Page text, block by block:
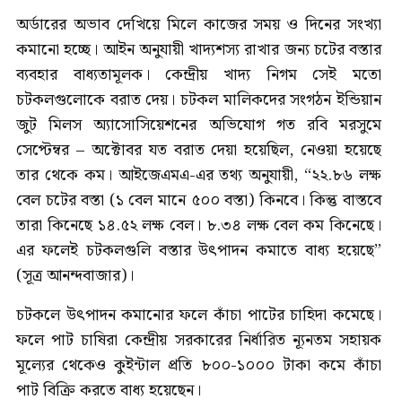
অর্ডারের অভাব দেখিয়ে মিলে কাজের সময় ও দিনের সংখ্যা
কমানো হচ্ছে। আইন অনুযায়ী খাদ্যশস্য রাখার জন্য চটের বস্তার
ব্যবহার বাধ্যতামূলক। কেন্দ্রীয় খাদ্য নিগম সেই মতো
চটকলগুলোকে বরাত দেয়। চটকল মালিকদের সংগঠন ইন্ডিয়ান
জুট মিলস অ্যাসোসিয়েশনের অভিযোগ গত রবি মরসুমে
সেপ্টেম্বর – অক্টোবর যত বরাত দেয়া হয়েছিল, নেওয়া হয়েছে
তার থেকে কম। আইজেএমএ-এর তথ্য অনুযায়ী, “২২.৮৬ লক্ষ
বেল চটের বস্তা (১ বেল মানে ৫০০ বস্তা) কিনবে। কিন্তু বাস্তবে
তারা কিনেছে ১৪.৫২ লক্ষ বেল। ৮.৩৪ লক্ষ বেল কম কিনেছে।
এর ফলেই চটকলগুলি বস্তার উৎপাদন কমাতে বাধ্য হয়েছে”
(সূত্র আনন্দবাজার)।
চটকলে উৎপাদন কমানোর ফলে কাঁচা পাটের চাহিদা কমেছে।
ফলে পাট চাষিরা কেন্দ্রীয় সরকারের নির্ধারিত ন্যূনতম সহায়ক
মূল্যের থেকেও কুইন্টাল প্রতি ৮০০-১০০০ টাকা কমে কাঁচা
পাট বিক্রি করতে বাধ্য হয়েছেন।